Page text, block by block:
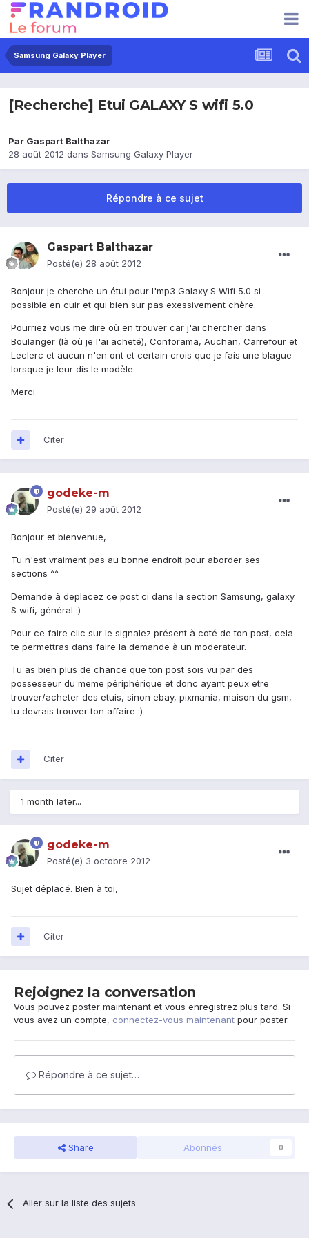
Samsung Galaxy Player
[Recherche] Etui GALAXY S wifi 5.0
Par Gaspart Balthazar
28 août 2012 dans Samsung Galaxy Player
Répondre à ce sujet
Gaspart Balthazar
Posté(e) 28 août 2012
Bonjour je cherche un étui pour l'mp3 Galaxy S Wifi 5.0 si
possible en cuir et qui bien sur pas exessivement chère.
Pourriez vous me dire où en trouver car j'ai chercher dans
Boulanger (là où je l'ai acheté), Conforama, Auchan, Carrefour et
Leclerc et aucun n'en ont et certain crois que je fais une blague
lorsque je leur dis le modèle.
Merci
Citer
godeke-m
Posté(e) 29 août 2012
Bonjour et bienvenue,
Tu n'est vraiment pas au bonne endroit pour aborder ses
sections ^^
Demande à deplacez ce post ci dans la section Samsung, galaxy
S wifi, général :)
Pour ce faire clic sur le signalez présent à coté de ton post, cela
te permettras dans faire la demande à un moderateur.
Tu as bien plus de chance que ton post sois vu par des
possesseur du meme périphérique et donc ayant peux etre
trouver/acheter des etuis, sinon ebay, pixmania, maison du gsm,
tu devrais trouver ton affaire :)
Citer
1 month later...
godeke-m
Posté(e) 3 octobre 2012
Sujet déplacé. Bien à toi,
Citer
Rejoignez la conversation
Vous pouvez poster maintenant et vous enregistrez plus tard. Si
vous avez un compte, connectez-vous maintenant pour poster.
Répondre à ce sujet…
Share Abonnés 0
Aller sur la liste des sujets